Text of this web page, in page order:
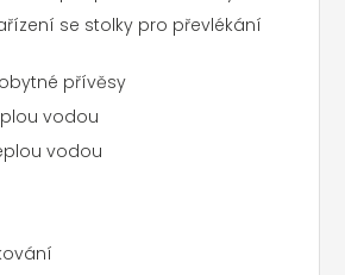
se stolky pro převlékání
přívěsy
vodou
vodou